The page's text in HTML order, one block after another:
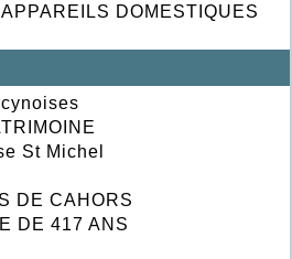
DOMESTIQUES
St Michel
DE CAHORS
DE 417 ANS